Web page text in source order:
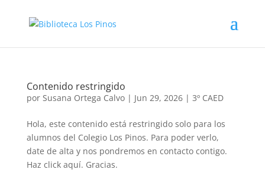
Contenido restringido
por Susana Ortega Calvo| Jun 29, 2026| 3º CAED
Hola, este contenido está restringido solo para los
alumnos del Colegio Los Pinos. Para poder verlo,
date de alta y nos pondremos en contacto contigo.
Haz click aquí. Gracias.